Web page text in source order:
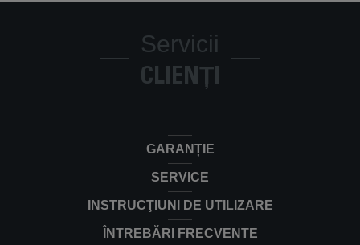
Servicii
CLIENȚI
GARANȚIE
SERVICE
INSTRUCŢIUNI DE UTILIZARE
ÎNTREBĂRI FRECVENTE